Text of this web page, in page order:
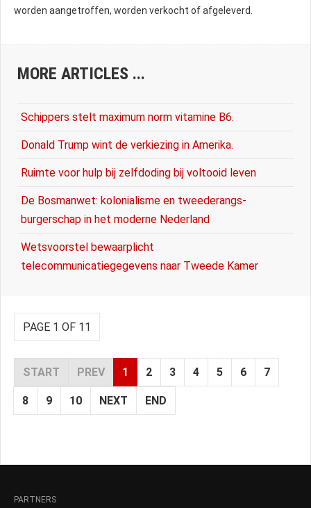
worden aangetroffen, worden verkocht of afgeleverd.
MORE ARTICLES ...
Schippers stelt maximum norm vitamine B6.
Donald Trump wint de verkiezing in Amerika.
Ruimte voor hulp bij zelfdoding bij voltooid leven
De Bosmanwet: kolonialisme en tweederangs-
burgerschap in het moderne Nederland
Wetsvoorstel bewaarplicht
telecommunicatiegegevens naar Tweede Kamer
PAGE 1 OF 11
START PREV 1 2 3 4 5 6 7
8 9 10 NEXT END
PARTNERS